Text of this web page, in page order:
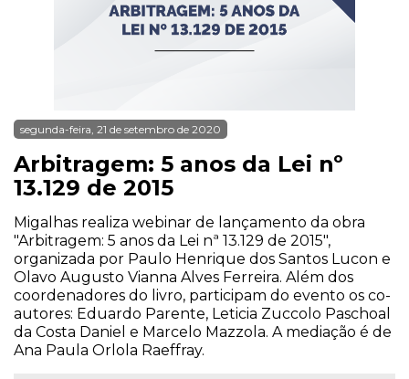
segunda-feira, 21 de setembro de 2020
Arbitragem: 5 anos da Lei nº
13.129 de 2015
Migalhas realiza webinar de lançamento da obra
"Arbitragem: 5 anos da Lei nª 13.129 de 2015",
organizada por Paulo Henrique dos Santos Lucon e
Olavo Augusto Vianna Alves Ferreira. Além dos
coordenadores do livro, participam do evento os co-
autores: Eduardo Parente, Leticia Zuccolo Paschoal
da Costa Daniel e Marcelo Mazzola. A mediação é de
Ana Paula Orlola Raeffray.